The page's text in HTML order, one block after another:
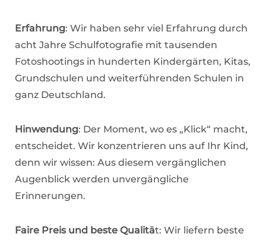
Erfahrung: Wir haben sehr viel Erfahrung durch
acht Jahre Schulfotografie mit tausenden
Fotoshootings in hunderten Kindergärten, Kitas,
Grundschulen und weiterführenden Schulen in
ganz Deutschland.
Hinwendung: Der Moment, wo es „Klick“ macht,
entscheidet. Wir konzentrieren uns auf Ihr Kind,
denn wir wissen: Aus diesem vergänglichen
Augenblick werden unvergängliche
Erinnerungen.
Faire Preis und beste Qualität: Wir liefern beste